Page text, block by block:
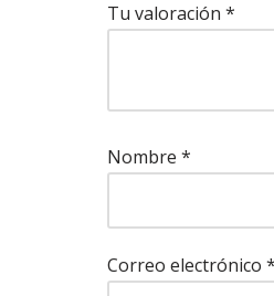
Tu valoración *
Nombre *
Correo electrónico *